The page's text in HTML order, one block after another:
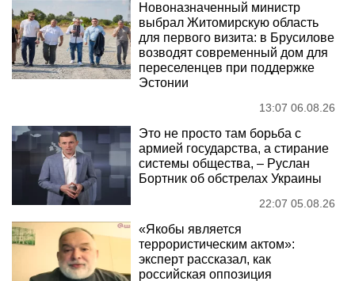
Новоназначенный министр
выбрал Житомирскую область
для первого визита: в Брусилове
возводят современный дом для
переселенцев при поддержке
Эстонии
13:07 06.08.26
Это не просто там борьба с
армией государства, а стирание
системы общества, – Руслан
Бортник об обстрелах Украины
22:07 05.08.26
«Якобы является
террористическим актом»:
эксперт рассказал, как
российская оппозиция